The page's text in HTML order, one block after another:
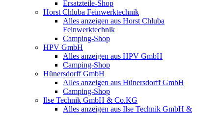
Ersatzteile-Shop
Horst Chluba Feinwerktechnik
Alles anzeigen aus Horst Chluba
Feinwerktechnik
Camping-Shop
HPV GmbH
Alles anzeigen aus HPV GmbH
Camping-Shop
Hünersdorff GmbH
Alles anzeigen aus Hünersdorff GmbH
Camping-Shop
Ilse Technik GmbH & Co.KG
Alles anzeigen aus Ilse Technik GmbH &